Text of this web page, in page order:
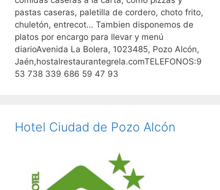
pastas caseras, paletilla de cordero, choto frito,
chuletón, entrecot… Tambien disponemos de
platos por encargo para llevar y menú
diarioAvenida La Bolera, 1023485, Pozo Alcón,
Jaén,hostalrestaurantegrela.comTELEFONOS:9
53 738 339 686 59 47 93
Hotel Ciudad de Pozo Alcón